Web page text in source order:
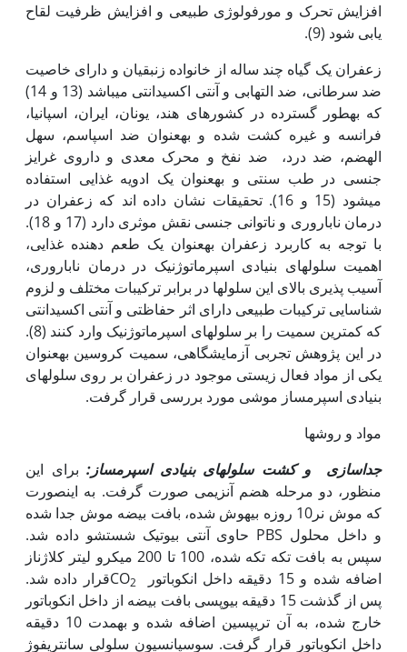
افزایش تحرک و مورفولوژی طبیعی و افزایش ظرفیت لقاح
یابی شود (9).
زعفران یک گیاه چند ساله از خانواده زنبقیان و دارای خاصیت
ضد سرطانی، ضد التهابی و آنتی اکسیدانتی می‏باشد (13 و 14)
که به‏طور گسترده در کشورهای هند، یونان، ایران، اسپانیا،
فرانسه و غیره کشت شده و به‏عنوان ضد اسپاسم، سهل
الهضم، ضد درد، ضد نفخ و محرک معدی و داروی غرایز
جنسی در طب سنتی و به‏عنوان یک ادویه غذایی استفاده
می‏شود (15 و 16). تحقیقات نشان داده اند که زعفران در
درمان ناباروری و ناتوانی جنسی نقش موثری دارد (17 و 18).
با توجه به کاربرد زعفران به‏عنوان یک طعم دهنده غذایی،
اهمیت سلول‏های بنیادی اسپرماتوژنیک در درمان ناباروری،
آسیب پذیری بالای این سلول‏ها در برابر ترکیبات مختلف و لزوم
شناسایی ترکیبات طبیعی دارای اثر حفاظتی و آنتی اکسیدانتی
که کمترین سمیت را بر سلول‏های اسپرماتوژنیک وارد کنند (8).
در این پژوهش تجربی آزمایشگاهی، سمیت کروسین به‏عنوان
یکی از مواد فعال زیستی موجود در زعفران بر روی سلول‏های
بنیادی اسپرم‏ساز موشی مورد بررسی قرار گرفت.
مواد و روش‏ها
جداسازی و کشت سلول‏های بنیادی اسپرم‏ساز: برای این
منظور، دو مرحله هضم آنزیمی صورت گرفت. به این‏صورت
که موش نر10 روزه بی‏هوش شده، بافت بیضه موش جدا شده
و داخل محلول PBS حاوی آنتی بیوتیک شستشو داده شد.
سپس به بافت تکه تکه شده، 100 تا 200 میکرو لیتر کلاژناز
اضافه شده و 15 دقیقه داخل انکوباتور CO
2
قرار داده شد.
پس از گذشت 15 دقیقه بیوپسی بافت بیضه از داخل انکوباتور
خارج شده، به آن تریپسین اضافه شده و به‏مدت 10 دقیقه
داخل انکوباتور قرار گرفت. سوسپانسیون سلولی سانتریفوژ